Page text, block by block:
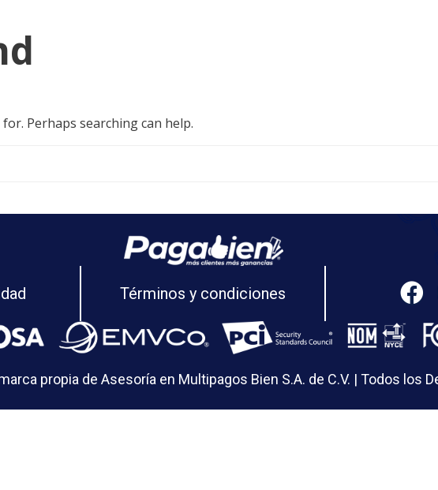
Perhaps searching can help.
Términos y condiciones
propia de Asesoría en Multipagos Bien S.A. de C.V. | Todos los